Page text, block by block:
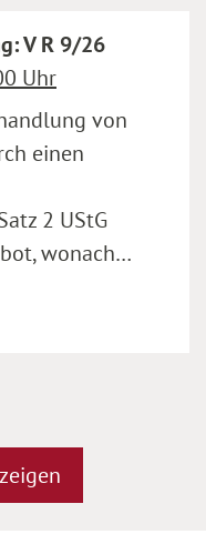
V R 9/26
Uhr
von
einen
2 UStG
wonach…